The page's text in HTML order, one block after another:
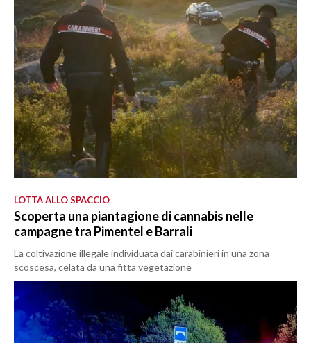
LOTTA ALLO SPACCIO
Scoperta una piantagione di cannabis nelle
campagne tra Pimentel e Barrali
La coltivazione illegale individuata dai carabinieri in una zona
scoscesa, celata da una fitta vegetazione